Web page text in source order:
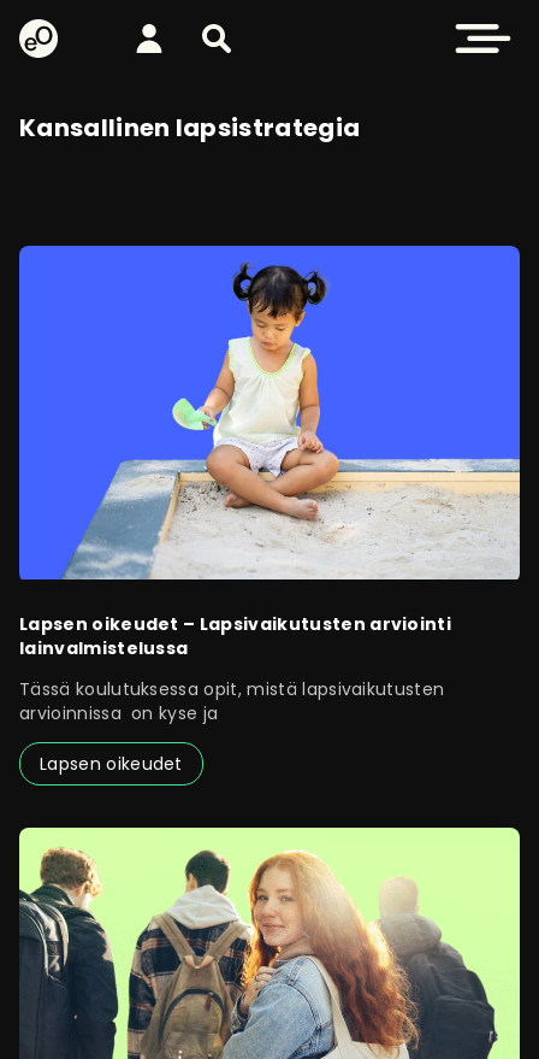
eOppiva - Etusivulle
Kirjaudu Etsi sivustolta Avaa
Kansallinen lapsistrategia
Lapsen oikeudet – Lapsivaikutusten arviointi
lainvalmistelussa
Tässä koulutuksessa opit, mistä lapsivaikutusten
arvioinnissa on kyse ja
Lapsen oikeudet